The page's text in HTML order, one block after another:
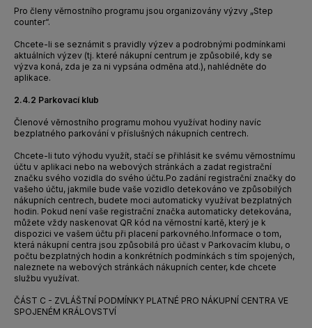
Pro členy věrnostního programu jsou organizovány výzvy „Step
counter“.
Chcete-li se seznámit s pravidly výzev a podrobnými podmínkami
aktuálních výzev (tj. které nákupní centrum je způsobilé, kdy se
výzva koná, zda je za ni vypsána odměna atd.), nahlédněte do
aplikace.
2.4.2 Parkovací klub
Členové věrnostního programu mohou využívat hodiny navíc
bezplatného parkování v příslušných nákupních centrech.
Chcete-li tuto výhodu využít, stačí se přihlásit ke svému věrnostnímu
účtu v aplikaci nebo na webových stránkách a zadat registrační
značku svého vozidla do svého účtu.Po zadání registrační značky do
vašeho účtu, jakmile bude vaše vozidlo detekováno ve způsobilých
nákupních centrech, budete moci automaticky využívat bezplatných
hodin. Pokud není vaše registrační značka automaticky detekována,
můžete vždy naskenovat QR kód na věrnostní kartě, který je k
dispozici ve vašem účtu při placení parkovného.Informace o tom,
která nákupní centra jsou způsobilá pro účast v Parkovacím klubu, o
počtu bezplatných hodin a konkrétních podmínkách s tím spojených,
naleznete na webových stránkách nákupních center, kde chcete
službu využívat.
ČÁST C - ZVLÁŠTNÍ PODMÍNKY PLATNÉ PRO NÁKUPNÍ CENTRA VE
SPOJENÉM KRÁLOVSTVÍ